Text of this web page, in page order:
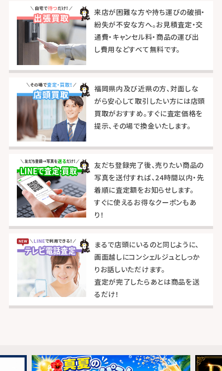
来店が困難な方や持ち運びの破損・
紛失が不安な方へ。お見積査定・交
通費・キャンセル料・商品の運び出
し費用などすべて無料です。
福岡県内及び近県の方、対面しな
がら安心して取引したい方には店頭
買取がおすすめ。すぐに査定価格を
提示、その場で換金いたします。
友だち登録完了後、売りたい商品の
写真を送付すれば、24時間以内・先
着順に査定額をお知らせします。
すぐに使えるお得なクーポンもあ
り！
まるで店頭にいるのと同じように、
画面越しにコンシェルジュとしっか
りお話しいただけます。
査定が完了したらあとは商品を送
るだけ！